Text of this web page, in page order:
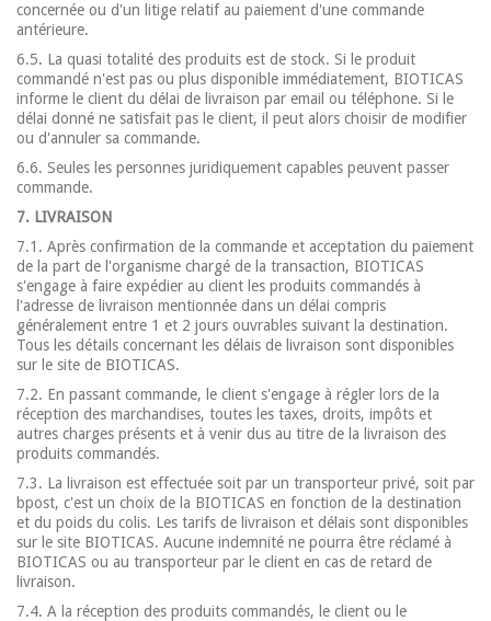
concernée ou d'un litige relatif au paiement d'une commande
antérieure.
6.5. La quasi totalité des produits est de stock. Si le produit
commandé n'est pas ou plus disponible immédiatement, BIOTICAS
informe le client du délai de livraison par email ou téléphone. Si le
délai donné ne satisfait pas le client, il peut alors choisir de modifier
ou d'annuler sa commande.
6.6. Seules les personnes juridiquement capables peuvent passer
commande.
7. LIVRAISON
7.1. Après confirmation de la commande et acceptation du paiement
de la part de l'organisme chargé de la transaction, BIOTICAS
s'engage à faire expédier au client les produits commandés à
l'adresse de livraison mentionnée dans un délai compris
généralement entre 1 et 2 jours ouvrables suivant la destination.
Tous les détails concernant les délais de livraison sont disponibles
sur le site de BIOTICAS.
7.2. En passant commande, le client s'engage à régler lors de la
réception des marchandises, toutes les taxes, droits, impôts et
autres charges présents et à venir dus au titre de la livraison des
produits commandés.
7.3. La livraison est effectuée soit par un transporteur privé, soit par
bpost, c'est un choix de la BIOTICAS en fonction de la destination
et du poids du colis. Les tarifs de livraison et délais sont disponibles
sur le site BIOTICAS. Aucune indemnité ne pourra être réclamé à
BIOTICAS ou au transporteur par le client en cas de retard de
livraison.
7.4. A la réception des produits commandés, le client ou le